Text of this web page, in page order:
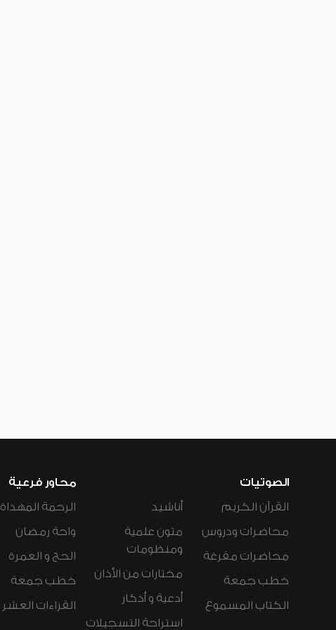
الصوتيات
القرآن الكريم
محاضرات ودروس
محاضرات مفرغة
خطب جمعة
الكتاب المسموع
أناشيد
متون علمية
ومنظومات
مختارات من الأذان
أدعية و أذكار
استراحة التسجيلات
محاور فرعية
الرحمة المهداة
واحة رمضان
الحج و العمرة
خطب جمعة
القراءات العشر